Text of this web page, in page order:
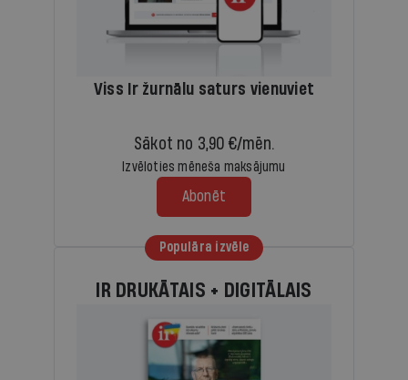
Viss Ir žurnālu saturs vienuviet
Sākot no 3,90 €/mēn.
Izvēloties mēneša maksājumu
Abonēt
Populāra izvēle
IR DRUKĀTAIS + DIGITĀLAIS